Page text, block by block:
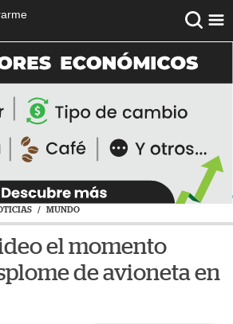
/ MUNDO
el momento
de avioneta en